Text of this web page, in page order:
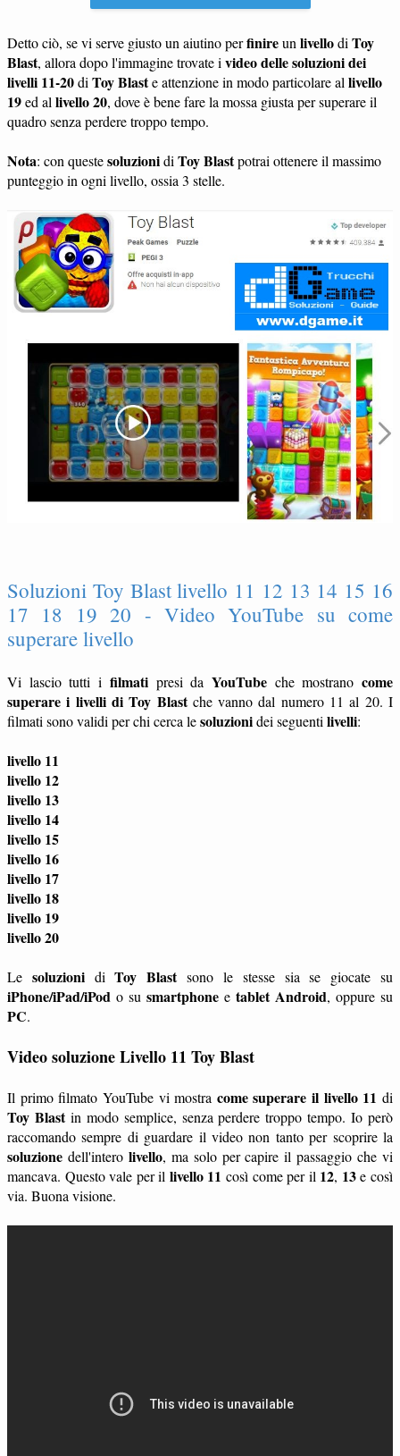
Detto ciò, se vi serve giusto un aiutino perfinireun livellodi Toy
Blast, allora dopo l'immagine trovate i video delle soluzioni dei
livelli 11-20di Toy Blaste attenzione in modo particolare al livello
19ed al livello 20, dove è bene fare la mossa giusta per superare il
quadro senza perdere troppo tempo.
Nota: con questesoluzionidi Toy Blastpotrai ottenere il massimo
punteggio in ogni livello, ossia 3 stelle.
Soluzioni Toy Blast livello 11 12 13 14 15 16
17 18 19 20 - Video YouTube su come
superare livello
Vi lascio tutti i filmatipresi da YouTubeche mostranocome
superare i livelli di Toy Blastche vanno dal numero 11 al 20. I
filmati sono validi per chi cerca lesoluzionidei seguenti livelli:
livello 11
livello 12
livello 13
livello 14
livello 15
livello 16
livello 17
livello 18
livello 19
livello 20
Le soluzionidiToy Blastsono le stesse sia se giocate su
iPhone/iPad/iPod o su smartphone e tablet Android, oppure su
PC.
Video soluzione Livello 11 Toy Blast
Il primo filmato YouTube vi mostra come superare il livello 11 di
Toy Blastin modo semplice, senza perdere troppo tempo. Io però
raccomando sempre di guardare il video non tanto per scoprire la
soluzione dell'intero livello, ma solo per capire il passaggio che vi
mancava. Questo vale per il livello 11 così come per il 12, 13e così
via. Buona visione.